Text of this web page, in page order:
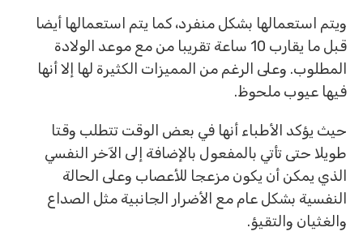
ويتم استعمالها بشكل منفرد، كما يتم استعمالها أيضا
قبل ما يقارب 10 ساعة تقريبا من مع موعد الولادة
المطلوب. وعلى الرغم من المميزات الكثيرة لها إلا أنها
فيها عيوب ملحوظ.
حيث يؤكد الأطباء أنها في بعض الوقت تتطلب وقتا
طويلا حتى تأتي بالمفعول بالإضافة إلى الآخر النفسي
الذي يمكن أن يكون مزعجا للأعصاب وعلى الحالة
النفسية بشكل عام مع الأضرار الجانبية مثل الصداع
والغثيان والتقيؤ.